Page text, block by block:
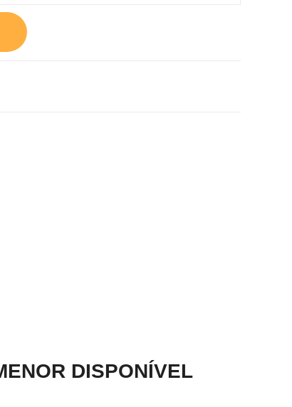
DISPONÍVEL